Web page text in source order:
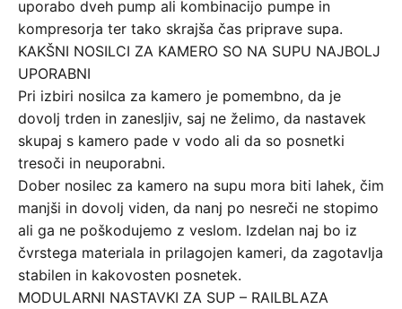
uporabo dveh pump ali kombinacijo pumpe in
kompresorja ter tako skrajša čas priprave supa.
KAKŠNI NOSILCI ZA KAMERO SO NA SUPU NAJBOLJ
UPORABNI
Pri izbiri nosilca za kamero je pomembno, da je
dovolj trden in zanesljiv, saj ne želimo, da nastavek
skupaj s kamero pade v vodo ali da so posnetki
tresoči in neuporabni.
Dober nosilec za kamero na supu mora biti lahek, čim
manjši in dovolj viden, da nanj po nesreči ne stopimo
ali ga ne poškodujemo z veslom. Izdelan naj bo iz
čvrstega materiala in prilagojen kameri, da zagotavlja
stabilen in kakovosten posnetek.
MODULARNI NASTAVKI ZA SUP – RAILBLAZA